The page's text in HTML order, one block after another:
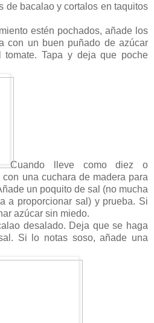
de bacalao y cortalos en taquitos
estén pochados, añade los
con un buen puñado de azúcar
Tapa y deja que poche
Cuando lleve como diez o
una cuchara de madera para
un poquito de sal (no mucha
a proporcionar sal) y prueba. Si
azúcar sin miedo.
desalado. Deja que se haga
Si lo notas soso, añade una